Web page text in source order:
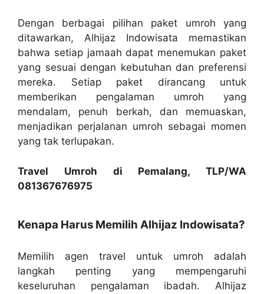
Dengan berbagai pilihan paket umroh yang
ditawarkan, Alhijaz Indowisata memastikan
bahwa setiap jamaah dapat menemukan paket
yang sesuai dengan kebutuhan dan preferensi
mereka. Setiap paket dirancang untuk
memberikan pengalaman umroh yang
mendalam, penuh berkah, dan memuaskan,
menjadikan perjalanan umroh sebagai momen
yang tak terlupakan.
Travel Umroh di Pemalang, TLP/WA
081367676975
Kenapa Harus Memilih Alhijaz Indowisata?
Memilih agen travel untuk umroh adalah
langkah penting yang mempengaruhi
keseluruhan pengalaman ibadah. Alhijaz